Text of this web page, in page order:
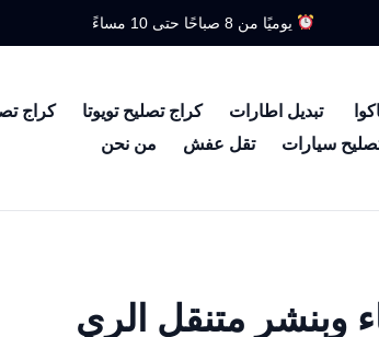
يوميًا من 8 صباحًا حتى 10 مساءً
تبديل اطارات كراج تصليح تويوتا
كراج
سيارات تقل عفش من نحن